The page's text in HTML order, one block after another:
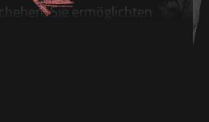
Sie ermöglichten